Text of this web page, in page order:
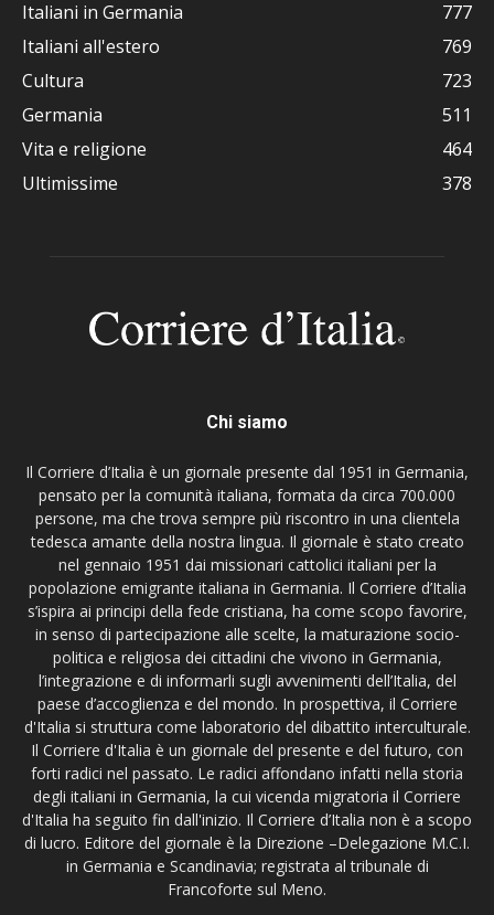
Italiani in Germania
777
Italiani all'estero
769
Cultura
723
Germania
511
Vita e religione
464
Ultimissime
378
Chi siamo
Il Corriere d’Italia è un giornale presente dal 1951 in Germania,
pensato per la comunità italiana, formata da circa 700.000
persone, ma che trova sempre più riscontro in una clientela
tedesca amante della nostra lingua. Il giornale è stato creato
nel gennaio 1951 dai missionari cattolici italiani per la
popolazione emigrante italiana in Germania. Il Corriere d’Italia
s’ispira ai principi della fede cristiana, ha come scopo favorire,
in senso di partecipazione alle scelte, la maturazione socio-
politica e religiosa dei cittadini che vivono in Germania,
l’integrazione e di informarli sugli avvenimenti dell’Italia, del
paese d’accoglienza e del mondo. In prospettiva, il Corriere
d'Italia si struttura come laboratorio del dibattito interculturale.
Il Corriere d'Italia è un giornale del presente e del futuro, con
forti radici nel passato. Le radici affondano infatti nella storia
degli italiani in Germania, la cui vicenda migratoria il Corriere
d'Italia ha seguito fin dall'inizio. Il Corriere d’Italia non è a scopo
di lucro. Editore del giornale è la Direzione –Delegazione M.C.I.
in Germania e Scandinavia; registrata al tribunale di
Francoforte sul Meno.